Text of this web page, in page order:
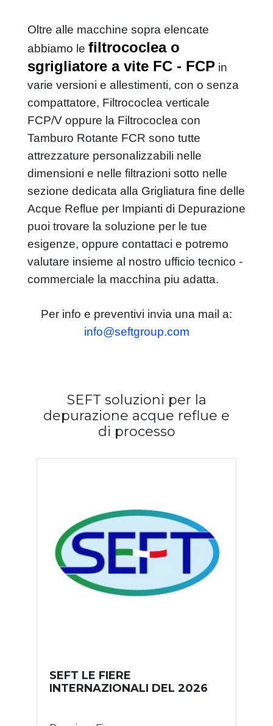
Oltre alle macchine sopra elencate
abbiamo le filtrococlea o
sgrigliatore a vite FC - FCP in
varie versioni e allestimenti, con o senza
compattatore, Filtrococlea verticale
FCP/V oppure la Filtrococlea con
Tamburo Rotante FCR sono tutte
attrezzature personalizzabili nelle
dimensioni e nelle filtrazioni sotto nelle
sezione dedicata alla Grigliatura fine delle
Acque Reflue per Impianti di Depurazione
puoi trovare la soluzione per le tue
esigenze, oppure contattaci e potremo
valutare insieme al nostro ufficio tecnico -
commerciale la macchina piu adatta.
Per info e preventivi invia una mail a:
info@seftgroup.com
SEFT soluzioni per la
depurazione acque reflue e
di processo
SEFT LE FIERE
INTERNAZIONALI DEL 2026